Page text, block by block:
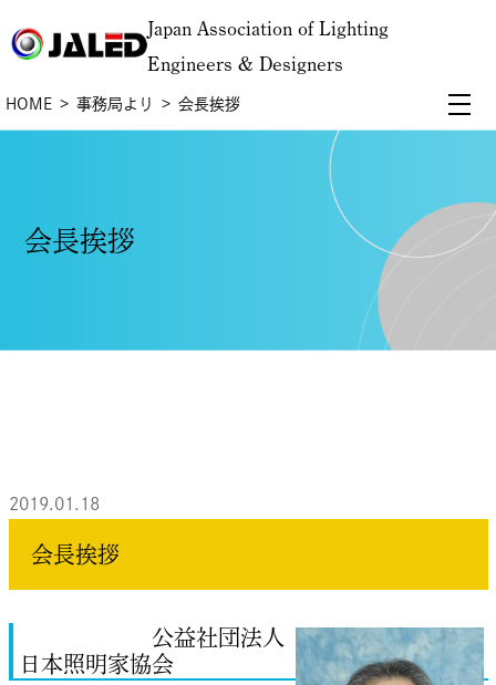
Japan Association of Lighting
Engineers & Designers
HOME 事務局より 会長挨拶
会長挨拶
2019.01.18
会長挨拶
公益社団法人
日本照明家協会